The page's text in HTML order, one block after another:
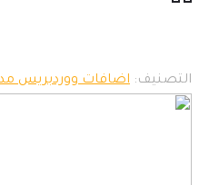
التصنيف: اضافات ووردبريس